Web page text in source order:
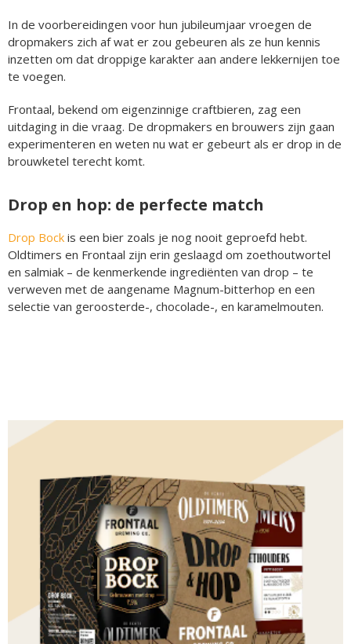
In de voorbereidingen voor hun jubileumjaar vroegen de
dropmakers zich af wat er zou gebeuren als ze hun kennis
inzetten om dat droppige karakter aan andere lekkernijen toe
te voegen.
Frontaal, bekend om eigenzinnige craftbieren, zag een
uitdaging in die vraag. De dropmakers en brouwers zijn gaan
experimenteren en weten nu wat er gebeurt als er drop in de
brouwketel terecht komt.
Drop en hop: de perfecte match
Drop Bock is een bier zoals je nog nooit geproefd hebt.
Oldtimers en Frontaal zijn erin geslaagd om zoethoutwortel
en salmiak – de kenmerkende ingrediënten van drop – te
verweven met de aangename Magnum-bitterhop en een
selectie van geroosterde-, chocolade-, en karamelmouten.